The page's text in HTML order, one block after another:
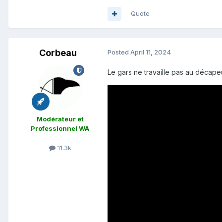
Quote
Corbeau
Modérateur et
Professionnel WA
11.3k
Posted April 11, 2024
Le gars ne travaille pas au